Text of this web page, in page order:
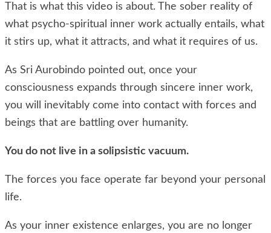
That is what this video is about. The sober reality of
what psycho-spiritual inner work actually entails, what
it stirs up, what it attracts, and what it requires of us.
As Sri Aurobindo pointed out, once your
consciousness expands through sincere inner work,
you will inevitably come into contact with forces and
beings that are battling over humanity.
You do not live in a solipsistic vacuum.
The forces you face operate far beyond your personal
life.
As your inner existence enlarges, you are no longer